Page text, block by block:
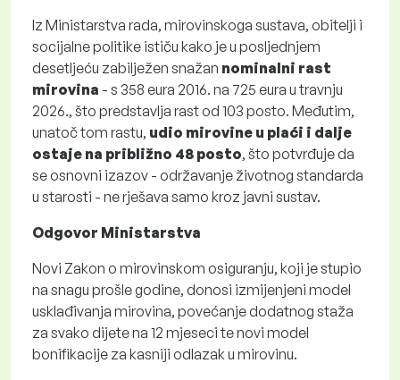
Iz Ministarstva rada, mirovinskoga sustava, obitelji i
socijalne politike ističu kako je u posljednjem
desetljeću zabilježen snažan nominalni rast
mirovina - s 358 eura 2016. na 725 eura u travnju
2026., što predstavlja rast od 103 posto. Međutim,
unatoč tom rastu, udio mirovine u plaći i dalje
ostaje na približno 48 posto, što potvrđuje da
se osnovni izazov - održavanje životnog standarda
u starosti - ne rješava samo kroz javni sustav.
Odgovor Ministarstva
Novi Zakon o mirovinskom osiguranju, koji je stupio
na snagu prošle godine, donosi izmijenjeni model
usklađivanja mirovina, povećanje dodatnog staža
za svako dijete na 12 mjeseci te novi model
bonifikacije za kasniji odlazak u mirovinu.